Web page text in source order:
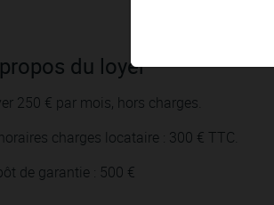
du loyer
250 € par mois, hors charges.
charges locataire : 300 € TTC.
de garantie : 500 €